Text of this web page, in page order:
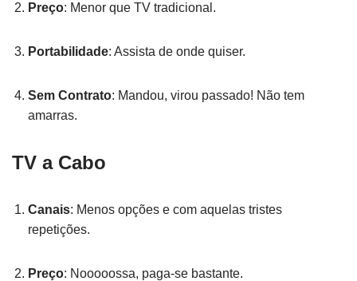
Preço: Menor que TV tradicional.
Portabilidade: Assista de onde quiser.
Sem Contrato: Mandou, virou passado! Não tem
amarras.
TV a Cabo
Canais: Menos opções e com aquelas tristes
repetições.
Preço: Nooooossa, paga-se bastante.